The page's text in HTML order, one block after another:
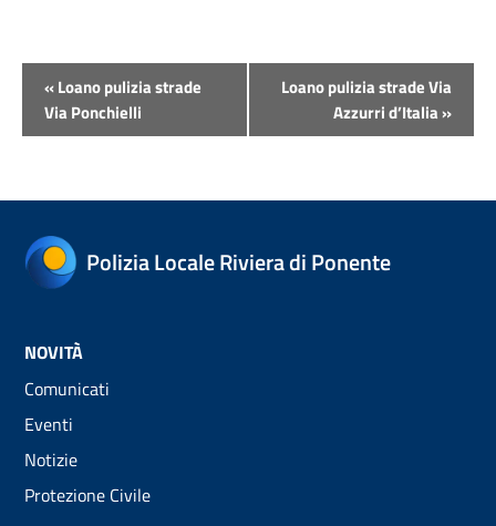
Evento
Navigazione
«Loano pulizia strade
Via Ponchielli
Loano pulizia strade Via
Azzurri d’Italia»
Polizia Locale Riviera di Ponente
NOVITÀ
Comunicati
Eventi
Notizie
Protezione Civile